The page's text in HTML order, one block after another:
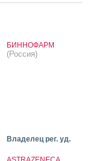
БИННОФАРМ
(Россия)
Владелец рег. уд.